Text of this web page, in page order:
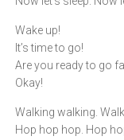
Wake up!
It’s time to go!
Are you ready to go
Okay!
Walking walking.
Hop hop hop. Hop